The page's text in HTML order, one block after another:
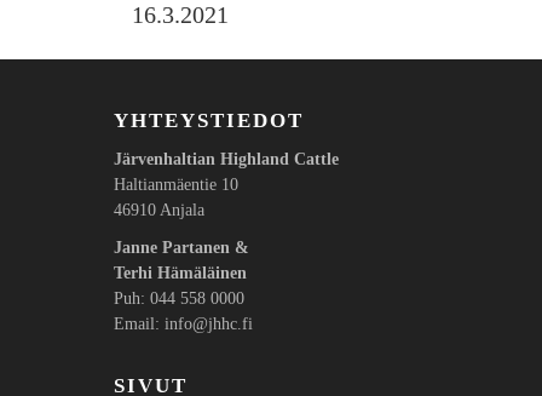
16.3.2021
YHTEYSTIEDOT
Järvenhaltian Highland Cattle
Haltianmäentie 10
46910 Anjala
Janne Partanen &
Terhi Hämäläinen
Puh: 044 558 0000
Email: info@jhhc.fi
SIVUT